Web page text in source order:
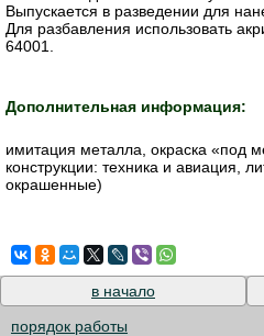
Выпускается в разведении для
Для разбавления использовать
64001.
Дополнительная информация:
имитация металла, окраска «под
конструкции: техника и авиация,
окрашенные)
в начало
порядок работы